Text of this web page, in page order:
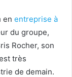
en entreprise à
du groupe,
Rocher, son
très
de demain.